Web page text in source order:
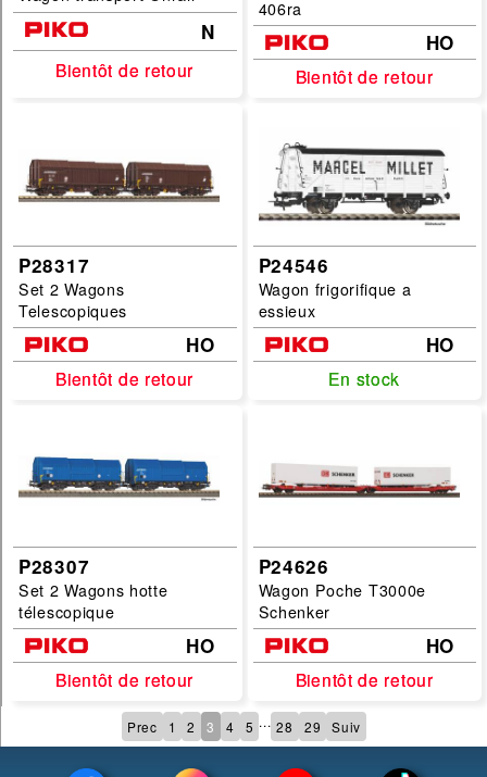
N
Bientôt de retour
Bientôt de retour
406ra
HO
Bientôt de retour
Bientôt de retour
P28317
Set 2 Wagons
Telescopiques
HO
Bientôt de retour
Bientôt de retour
P24546
Wagon frigorifique a
essieux
HO
En stock
En stock
P28307
Set 2 Wagons hotte
télescopique
HO
Bientôt de retour
Bientôt de retour
P24626
Wagon Poche T3000e
Schenker
HO
Bientôt de retour
Bientôt de retour
Prec 1 2 3 4 5 ... 28 29 Suiv